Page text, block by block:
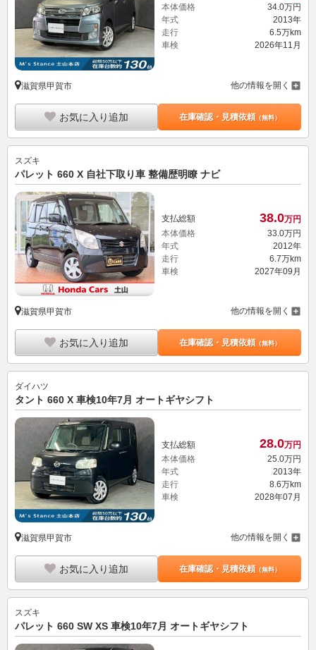
本体価格
34.0万円
年式
2013年
走行
6.5万km
車検
2026年11月
滋賀県甲賀市 他の情報を開く
お気に入り追加 在庫確認・見積依頼（無料）
スズキ
パレット 660 X 自社下取り車 整備歴明瞭 ナビ
支払総額 38.0万円
本体価格
33. 0万円
年式
2012年
走行
6.7万km
車検
2027年09月
滋賀県甲賀市 他の情報を開く
お気に入り追加 在庫確認・見積依頼（無料）
ダイハツ
タント 660 X 車検10年7月 オートギヤシフト
支払総額 28.0万円
本体価格
25.0万円
年式
2013年
走行
8.6万km
車検
2028年07月
滋賀県甲賀市 他の情報を開く
お気に入り追加 在庫確認・見積依頼（無料）
スズキ
パレット 660 SW XS 車検10年7月 オートギヤシフト